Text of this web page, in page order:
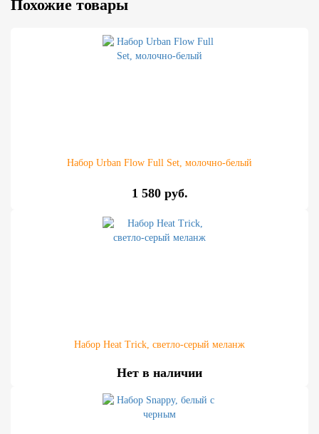
Похожие товары
Набор Urban Flow Full Set, молочно-белый
1 580 руб.
Набор Heat Trick, светло-серый меланж
Нет в наличии